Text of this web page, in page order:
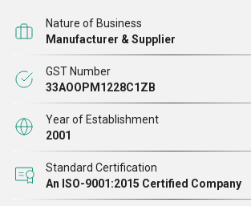
Nature of Business
Manufacturer & Supplier
GST Number
33AOOPM1228C1ZB
Year of Establishment
2001
Standard Certification
An ISO-9001:2015 Certified Company